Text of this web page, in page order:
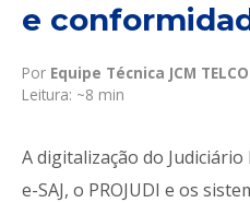
e
Por Equipe Técnica JCM
Leitura: ~8 min
A digitalização do
e-SAJ, o PROJUDI e os